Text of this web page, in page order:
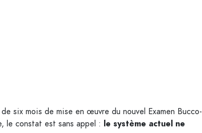
six mois de mise en œuvre du nouvel Examen Bucco-
le constat est sans appel : le système actuel ne